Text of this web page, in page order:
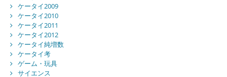
ケータイ2009
ケータイ2010
ケータイ2011
ケータイ2012
ケータイ純増数
ケータイ考
ゲーム・玩具
サイエンス